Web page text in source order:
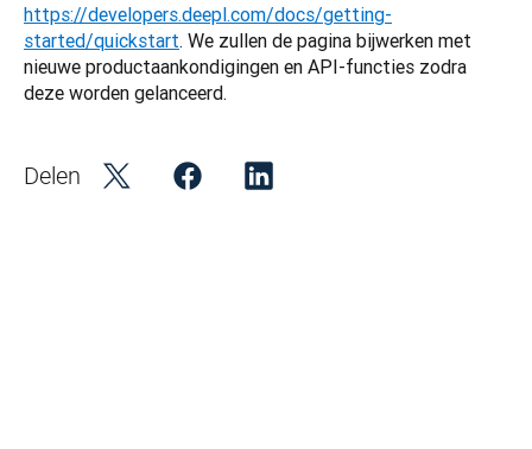
https://developers.deepl.com/docs/getting-
started/quickstart. We zullen de pagina bijwerken met
nieuwe productaankondigingen en API-functies zodra
deze worden gelanceerd.
Delen